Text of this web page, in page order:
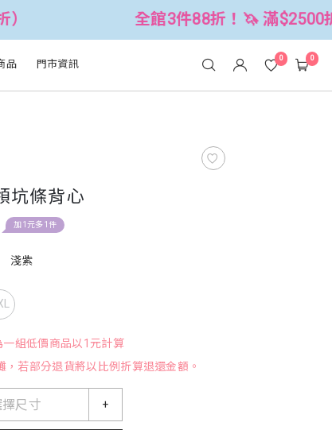
全館3件88折！🦄 滿$2500折$300 (可累
品 門市資訊 0 0
坑條背心
加1元多1件
淺紫
組低價商品以1元計算
，若部分退貨將以比例折算退還金額。
尺寸 +